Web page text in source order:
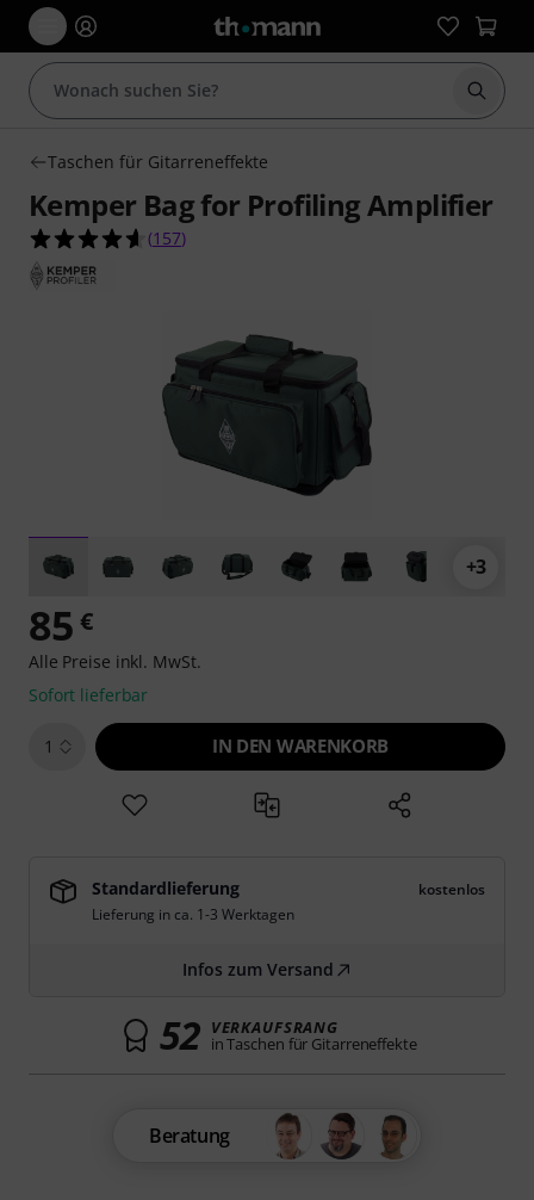
Suche
Taschen für Gitarreneffekte
Kemper Bag for Profiling Amplifier
4.6 von 5 Sternen aus 157 Kundenbewertungen
(157)
+3
85 €
Alle Preise inkl. MwSt.
Sofort lieferbar
1 IN DEN WARENKORB
Standardlieferung
kostenlos
Lieferung in ca. 1-3 Werktagen
Infos zum Versand
52 VERKAUFSRANG
in Taschen für Gitarreneffekte
Beratung